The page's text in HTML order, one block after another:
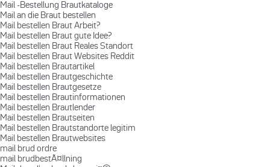
Mail -Bestellung Brautkataloge
Mail an die Braut bestellen
Mail bestellen Braut Arbeit?
Mail bestellen Braut gute Idee?
Mail bestellen Braut Reales Standort
Mail bestellen Braut Websites Reddit
Mail bestellen Brautartikel
Mail bestellen Brautgeschichte
Mail bestellen Brautgesetze
Mail bestellen Brautinformationen
Mail bestellen Brautlender
Mail bestellen Brautseiten
Mail bestellen Brautstandorte legitim
Mail bestellen Brautwebsites
mail brud ordre
mail brudbestÃ¤llning